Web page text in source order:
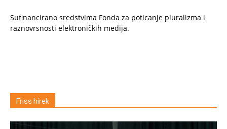
Sufinancirano sredstvima Fonda za poticanje pluralizma i
raznovrsnosti elektroničkih medija.
Friss hírek